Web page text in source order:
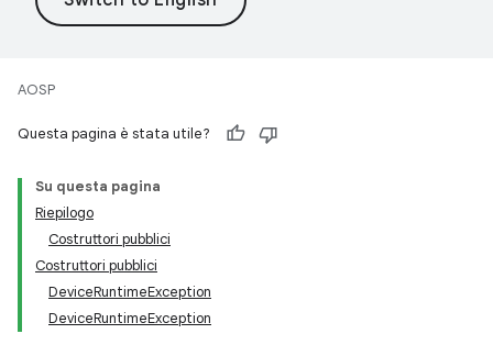
AOSP
Questa pagina è stata utile?
Su questa pagina
Riepilogo
Costruttori pubblici
Costruttori pubblici
DeviceRuntimeException
DeviceRuntimeException